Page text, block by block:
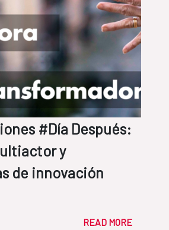
#Día Después:
y
de innovación
READ MORE